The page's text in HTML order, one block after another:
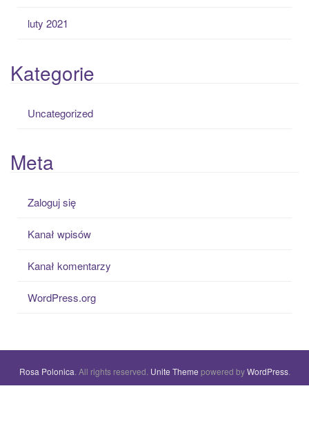
luty 2021
Kategorie
Uncategorized
Meta
Zaloguj się
Kanał wpisów
Kanał komentarzy
WordPress.org
Rosa Polonica . All rights reserved. Unite Theme powered byWordPress.